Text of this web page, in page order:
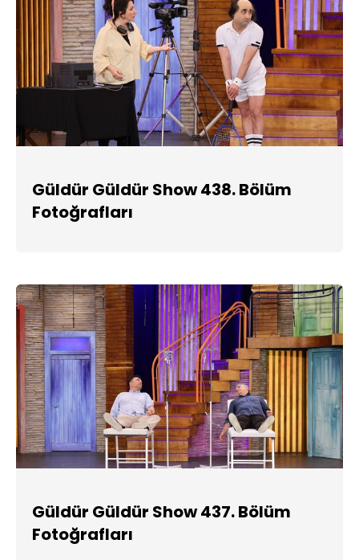
Güldür Güldür Show 438. Bölüm
Fotoğrafları
Güldür Güldür Show 437. Bölüm
Fotoğrafları